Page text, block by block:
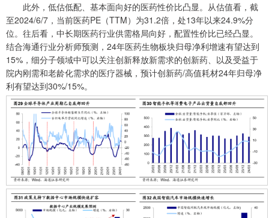
此外，低估低配、基本面向好的医药性价比凸显。从估值看，截
至2024/6/7，当前医药PE（TTM）为31.2倍，处13年以来24.9%分
位。往后看，中长期医药行业供需格局向好，配置性价比已经凸显。
结合海通行业分析师预测，24年医药生物板块归母净利增速有望达到
15%，细分子领域中可以关注创新释放新需求的创新药、以及受益于
院内刚需和老龄化需求的医疗器械，预计创新药/高值耗材24年归母净
利有望达到30%/15%。